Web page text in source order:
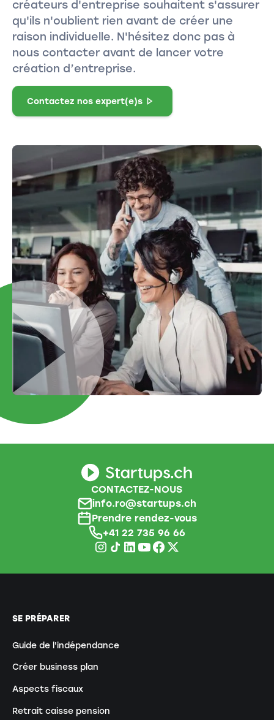
créateurs d'entreprise souhaitent s'assurer
qu'ils n'oublient rien avant de créer une
raison individuelle. N'hésitez donc pas à
nous contacter avant de lancer votre
création d’entreprise.
Contactez nos expert(e)s
CONTACTEZ-NOUS
info.ro@startups.ch
Prendre rendez-vous
+41 22 735 96 66
SE PRÉPARER
Guide de l'indépendance
Créer business plan
Aspects fiscaux
Retrait caisse pension